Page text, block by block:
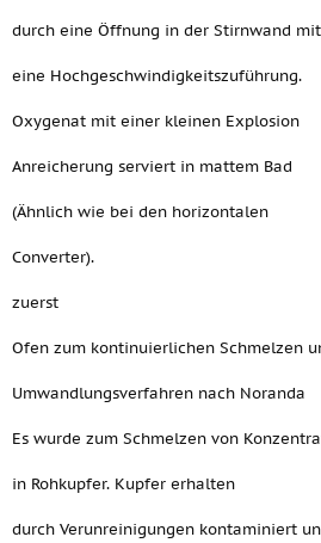
durch eine Öffnung in der Stirnwand mit
eine Hochgeschwindigkeitszuführung.
Oxygenat mit einer kleinen Explosion
Anreicherung serviert in mattem Bad
(Ähnlich wie bei den horizontalen
Converter).
zuerst
Ofen zum kontinuierlichen Schmelzen
Umwandlungsverfahren nach Noranda
Es wurde zum Schmelzen von
in Rohkupfer. Kupfer erhalten
durch Verunreinigungen kontaminiert